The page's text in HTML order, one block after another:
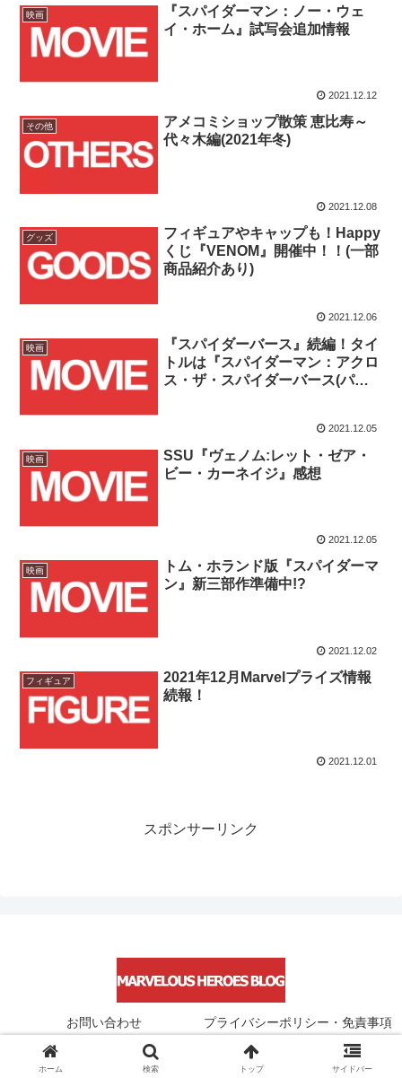
映画
『スパイダーマン：ノー・ウェ
イ・ホーム』試写会追加情報
2021.12.12
その他
アメコミショップ散策 恵比寿～
代々木編(2021年冬)
2021.12.08
グッズ
フィギュアやキャップも！Happy
くじ『VENOM』開催中！！(一部
商品紹介あり)
2021.12.06
映画
『スパイダーバース』続編！タイ
トルは『スパイダーマン：アクロ
ス・ザ・スパイダーバース(パー
2021.12.05
映画
SSU『ヴェノム:レット・ゼア・
ビー・カーネイジ』感想
2021.12.05
映画
トム・ホランド版『スパイダーマ
ン』新三部作準備中!?
2021.12.02
フィギュア
2021年12月Marvelプライズ情報
続報！
2021.12.01
スポンサーリンク
お問い合わせ プライバシーポリシー・免責事項
© 2021 Marvelous Heroes Blog.
ホーム 検索 トップ サイドバー